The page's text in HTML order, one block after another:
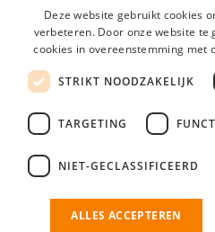
Parttime personeel
Vacature aanmelden
Partners
Social
Deze website gebruikt cookies
verbeteren. Door onze website te
cookies in overeenstemming met
STRIKT NOODZAKELIJK
TARGETING
NIET-GECLASSIFICEERD
ALLES ACCEPTEREN